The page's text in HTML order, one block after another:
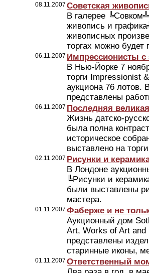
08.11.2007 Советская
В галерее
живопись и
живописных
торгах можно будет
06.11.2007 Импрессионисты
В Нью-Йорке 7
торги Impressionist
аукциона 76 лотов.
представлены
06.11.2007 Последняя
Жизнь датско-
была полна
историческое
выставлено на
02.11.2007 Рисунки и
В Лондоне
╚Рисунки и
были выставлены
мастера.
01.11.2007 Фаберже и не
Аукционный дом
Art, Works of Art and
представлены
старинные иконы,
01.11.2007 Ответственный